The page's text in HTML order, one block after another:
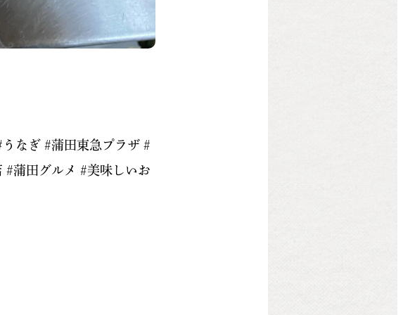
なぎ #蒲田東急プラザ #
#蒲田グルメ #美味しいお